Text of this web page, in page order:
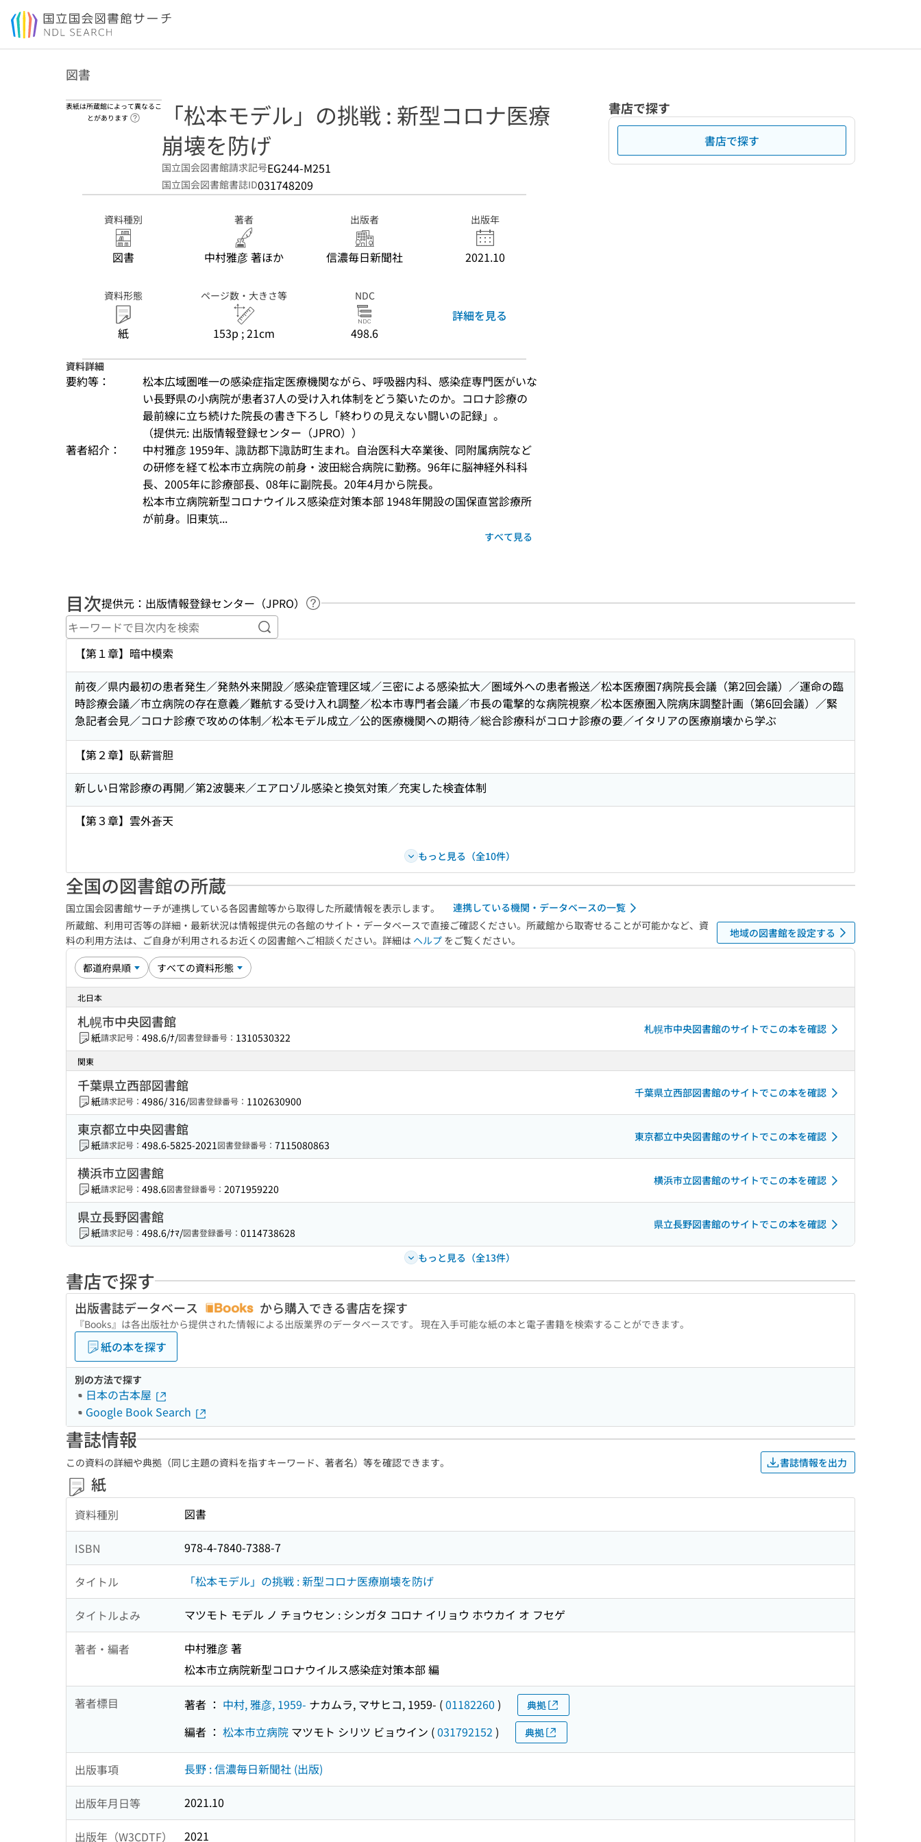
本文へ移動
図書
表紙は所蔵館によって異なるこ
とがあります
ヘルプページへのリンク
「松本モデル」の挑戦 : 新型コロナ医療
崩壊を防げ
国立国会図書館請求記号EG244-M251
国立国会図書館書誌ID031748209
資料種別
図書
著者
中村雅彦 著ほか
出版者
信濃毎日新聞社
出版年
2021.10
資料形態
紙
ページ数・大きさ等
153p ; 21cm
NDC
498.6
詳細を見る
資料詳細
要約等：
松本広域圏唯一の感染症指定医療機関ながら、呼吸器内科、感染症専門医がいな
い長野県の小病院が患者37人の受け入れ体制をどう築いたのか。コロナ診療の
最前線に立ち続けた院長の書き下ろし「終わりの見えない闘いの記録」。
（提供元: 出版情報登録センター（JPRO））
著者紹介：
中村雅彦 1959年、諏訪郡下諏訪町生まれ。自治医科大卒業後、同附属病院など
の研修を経て松本市立病院の前身・波田総合病院に勤務。96年に脳神経外科科
長、2005年に診療部長、08年に副院長。20年4月から院長。
松本市立病院新型コロナウイルス感染症対策本部 1948年開設の国保直営診療所
が前身。旧東筑...
すべて見る
書店で探す
書店で探す
目次提供元：出版情報登録センター（JPRO）
ヘルプページへのリンク
キーワードで目次内を検索
【第１章】暗中模索
前夜／県内最初の患者発生／発熱外来開設／感染症管理区域／三密による感染拡大／圏域外への患者搬送／松本医療圏7病院長会議（第2回会議）／運命の臨
時診療会議／市立病院の存在意義／難航する受け入れ調整／松本市専門者会議／市長の電撃的な病院視察／松本医療圏入院病床調整計画（第6回会議）／緊
急記者会見／コロナ診療で攻めの体制／松本モデル成立／公的医療機関への期待／総合診療科がコロナ診療の要／イタリアの医療崩壊から学ぶ
【第２章】臥薪嘗胆
新しい日常診療の再開／第2波襲来／エアロゾル感染と換気対策／充実した検査体制
【第３章】雲外蒼天
もっと見る（全10件）
全国の図書館の所蔵
国立国会図書館サーチが連携している各図書館等から取得した所蔵情報を表示します。
連携している機関・データベースの一覧
所蔵館、利用可否等の詳細・最新状況は情報提供元の各館のサイト・データベースで直接ご確認ください。所蔵館から取寄せることが可能かなど、資
料の利用方法は、ご自身が利用されるお近くの図書館へご相談ください。詳細は ヘルプ をご覧ください。
地域の図書館を設定する
北日本
札幌市中央図書館
紙請求記号： 498.6/ﾅ/図書登録番号： 1310530322
札幌市中央図書館のサイトでこの本を確認
関東
千葉県立西部図書館
紙請求記号： 4986/ 316/図書登録番号： 1102630900
千葉県立西部図書館のサイトでこの本を確認
東京都立中央図書館
紙請求記号： 498.6-5825-2021図書登録番号： 7115080863
東京都立中央図書館のサイトでこの本を確認
横浜市立図書館
紙請求記号： 498.6図書登録番号： 2071959220
横浜市立図書館のサイトでこの本を確認
県立長野図書館
紙請求記号： 498.6/ﾅﾏ/図書登録番号： 0114738628
県立長野図書館のサイトでこの本を確認
もっと見る（全13件）
書店で探す
出版書誌データベース から購入できる書店を探す
『Books』は各出版社から提供された情報による出版業界のデータベースです。 現在入手可能な紙の本と電子書籍を検索することができます。
紙の本を探す
別の方法で探す
日本の古本屋
Google Book Search
書誌情報
この資料の詳細や典拠（同じ主題の資料を指すキーワード、著者名）等を確認できます。 書誌情報を出力
紙
資料種別 図書
ISBN 978-4-7840-7388-7
タイトル 「松本モデル」の挑戦 : 新型コロナ医療崩壊を防げ
タイトルよみ マツモト モデル ノ チョウセン : シンガタ コロナ イリョウ ホウカイ オ フセゲ
著者・編者
中村雅彦 著
松本市立病院新型コロナウイルス感染症対策本部 編
著者標目 著者 ： 中村, 雅彦, 1959- ナカムラ, マサヒコ, 1959- (01182260 ) 典拠
編者 ： 松本市立病院 マツモト シリツ ビョウイン (031792152 ) 典拠
出版事項 長野 : 信濃毎日新聞社 (出版)
出版年月日等 2021.10
出版年（W3CDTF） 2021